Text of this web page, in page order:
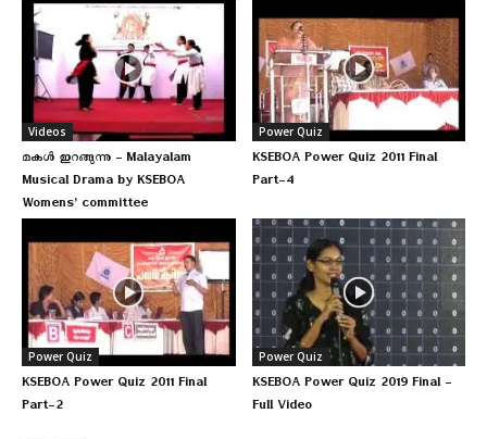
Videos
മകള്‍ ഇറങ്ങുന്നു – Malayalam
Musical Drama by KSEBOA
Womens’ committee
Power Quiz
KSEBOA Power Quiz 2011 Final
Part-4
Power Quiz
KSEBOA Power Quiz 2011 Final
Part-2
Power Quiz
KSEBOA Power Quiz 2019 Final –
Full Video